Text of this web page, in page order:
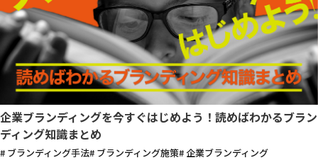
企業ブランディングを今すぐはじめよう！読めばわかるブラン
ディング知識まとめ
# ブランディング手法# ブランディング施策# 企業ブランディング